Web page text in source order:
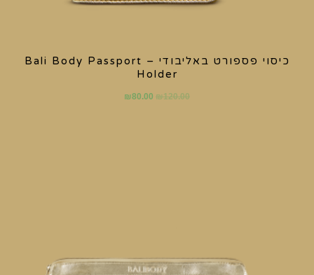
כיסוי פספורט באליבודי – Bali Body Passport
Holder
₪120.00
₪80.00